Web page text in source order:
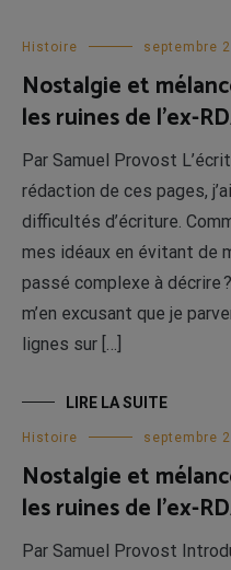
Histoire septembre
Nostalgie et
les ruines de l’ex-
Par Samuel Provost
rédaction de ces pages,
difficultés d’écriture.
mes idéaux en évitant de
passé complexe à décrire
m’en excusant que je
lignes sur […]
LIRE LA SUITE
Histoire septembre
Nostalgie et
les ruines de l’ex-
Par Samuel Provost